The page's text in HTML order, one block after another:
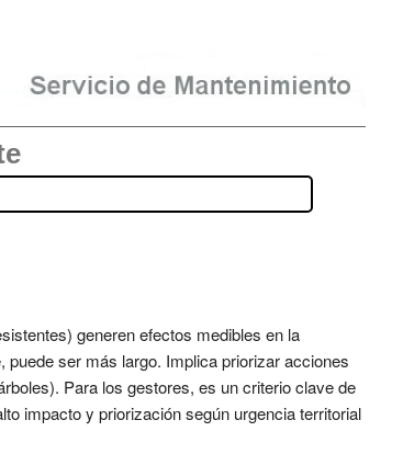
generen efectos medibles en la
ser más largo. Implica priorizar acciones
Para los gestores, es un criterio clave de
impacto y priorización según urgencia territorial